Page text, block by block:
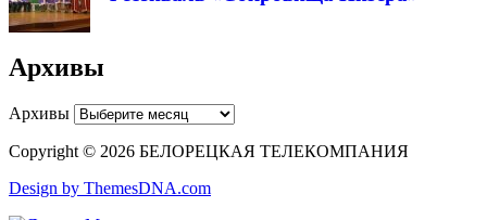
Архивы
Архивы
Copyright © 2026 БЕЛОРЕЦКАЯ ТЕЛЕКОМПАНИЯ
Design by ThemesDNA.com